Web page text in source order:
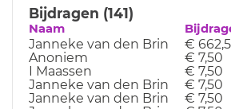
Bijdragen (141)
Naam
Janneke van den Brin €
Anoniem
€ 7,50
I Maassen
€ 7,50
Janneke van den Brin
€ 7,50
Janneke van den Brin
€ 7,50